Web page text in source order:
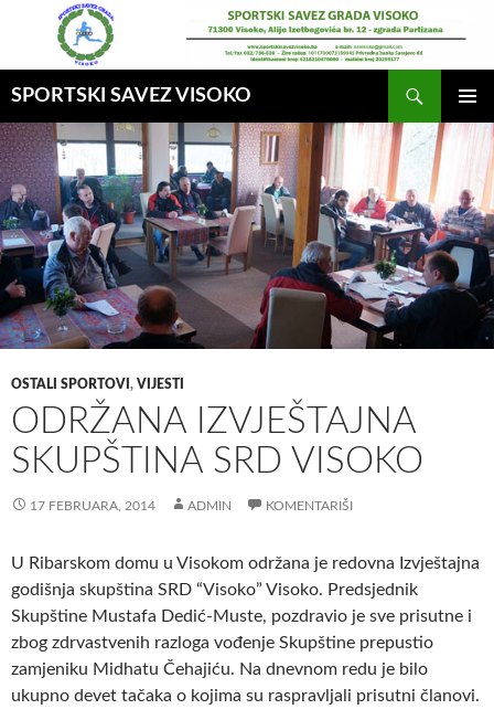
SPORTSKI SAVEZ VISOKO
GLAVNI
OSTALI SPORTOVI , VIJESTI
ODRŽANA IZVJEŠTAJNA
SKUPŠTINA SRD VISOKO
17 FEBRUARA, 2014 ADMIN KOMENTARIŠI
U Ribarskom domu u Visokom održana je redovna Izvještajna
godišnja skupština SRD “Visoko” Visoko. Predsjednik
Skupštine Mustafa Dedić-Muste, pozdravio je sve prisutne i
zbog zdrvastvenih razloga vođenje Skupštine prepustio
zamjeniku Midhatu Čehajiću. Na dnevnom redu je bilo
ukupno devet tačaka o kojima su raspravljali prisutni članovi.